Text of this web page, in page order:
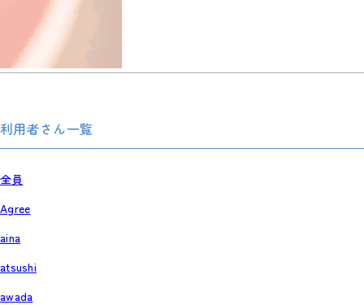
利用者さん一覧
全員
Agree
aina
atsushi
awada